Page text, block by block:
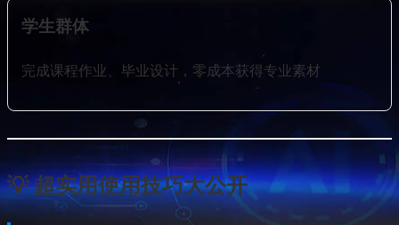
学生群体
完成课程作业、毕业设计，零成本获得专业素材
💡 超实用使用技巧大公开